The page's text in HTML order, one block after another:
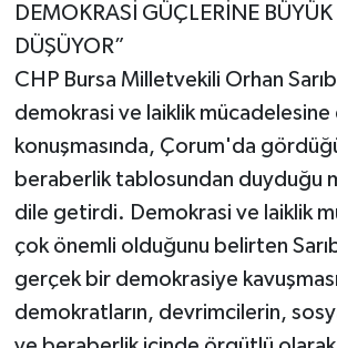
DEMOKRASİ GÜÇLERİNE
DÜŞÜYOR”
CHP Bursa Milletvekili Orhan
demokrasi ve laiklik
konuşmasında, Çorum'da
beraberlik tablosundan duyduğu
dile getirdi. Demokrasi ve laiklik
çok önemli olduğunu belirten
gerçek bir demokrasiye
demokratların, devrimcilerin,